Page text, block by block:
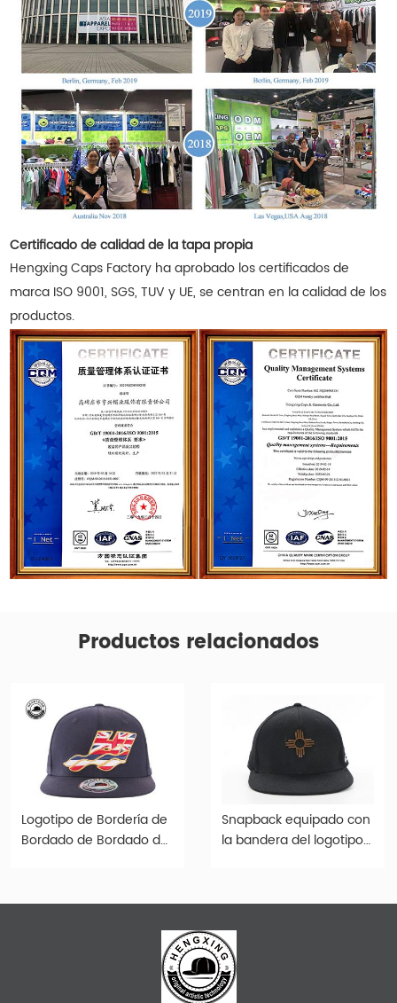
Certificado de calidad de la tapa propia
Hengxing Caps Factory ha aprobado los certificados de
marca ISO 9001, SGS, TUV y UE, se centran en la calidad de los
productos.
Productos relacionados
Logotipo de Bordería de
Bordado de Bordado de
Nice.
Snapback equipado con
la bandera del logotipo